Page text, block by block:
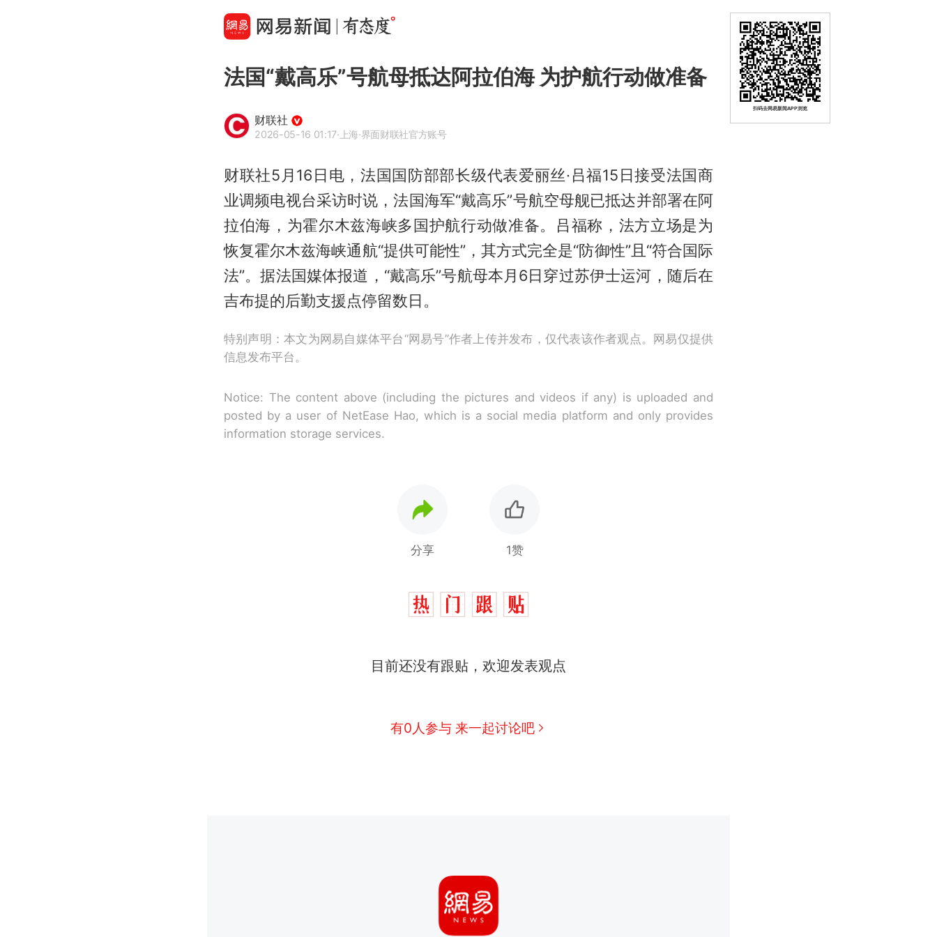
法国“戴高乐”号航母抵达阿拉伯海 为护航行动做准备
财联社
2026-05-16 01:17·上海·界面财联社官方账号
财联社5月16日电，法国国防部部长级代表爱丽丝·吕福15日接受法国商
业调频电视台采访时说，法国海军“戴高乐”号航空母舰已抵达并部署在阿
拉伯海，为霍尔木兹海峡多国护航行动做准备。吕福称，法方立场是为
恢复霍尔木兹海峡通航“提供可能性”，其方式完全是“防御性”且“符合国际
法”。据法国媒体报道，“戴高乐”号航母本月6日穿过苏伊士运河，随后在
吉布提的后勤支援点停留数日。
特别声明：本文为网易自媒体平台“网易号”作者上传并发布，仅代表该作者观点。网易仅提供
信息发布平台。
Notice: The content above (including the pictures and videos if any) is uploaded and
posted by a user of NetEase Hao, which is a social media platform and only provides
information storage services.
分享 1赞
目前还没有跟贴，欢迎发表观点
有0人参与 来一起讨论吧
扫码去网易新闻APP浏览